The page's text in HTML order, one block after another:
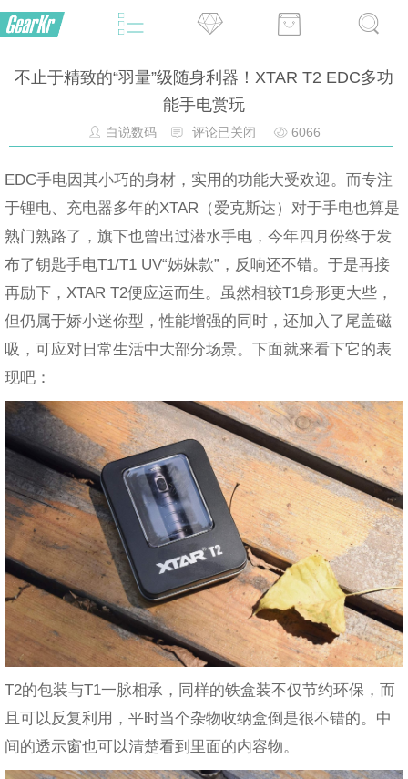
不止于精致的“羽量”级随身利器！XTAR T2 EDC多功
能手电赏玩
白说数码 评论已关闭 6066
EDC手电因其小巧的身材，实用的功能大受欢迎。而专注
于锂电、充电器多年的XTAR（爱克斯达）对于手电也算是
熟门熟路了，旗下也曾出过潜水手电，今年四月份终于发
布了钥匙手电T1/T1 UV“姊妹款”，反响还不错。于是再接
再励下，XTAR T2便应运而生。虽然相较T1身形更大些，
但仍属于娇小迷你型，性能增强的同时，还加入了尾盖磁
吸，可应对日常生活中大部分场景。下面就来看下它的表
现吧：
T2的包装与T1一脉相承，同样的铁盒装不仅节约环保，而
且可以反复利用，平时当个杂物收纳盒倒是很不错的。中
间的透示窗也可以清楚看到里面的内容物。